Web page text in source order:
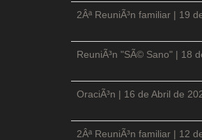
2Âª ReuniÃ³n familiar | 19
ReuniÃ³n "SÃ© Sano" | 18
OraciÃ³n | 16 de Abril de
2Âª ReuniÃ³n familiar | 12